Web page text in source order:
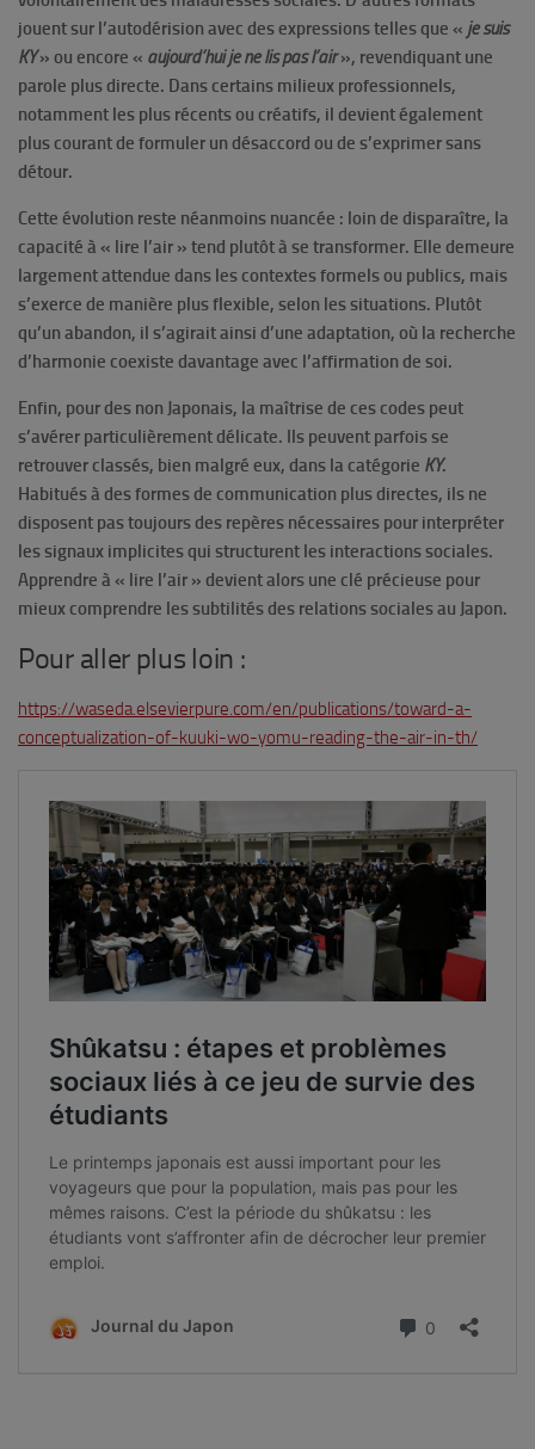
jouent sur l’autodérision avec des expressions telles que « je suis
KY» ou encore « aujourd’hui je ne lis pas l’air», revendiquant une
parole plus directe. Dans certains milieux professionnels,
notamment les plus récents ou créatifs, il devient également
plus courant de formuler un désaccord ou de s’exprimer sans
détour.
Cette évolution reste néanmoins nuancée : loin de disparaître, la
capacité à « lire l’air » tend plutôt à se transformer. Elle demeure
largement attendue dans les contextes formels ou publics, mais
s’exerce de manière plus flexible, selon les situations. Plutôt
qu’un abandon, il s’agirait ainsi d’une adaptation, où la recherche
d’harmonie coexiste davantage avec l’affirmation de soi.
Enfin, pour des non Japonais, la maîtrise de ces codes peut
s’avérer particulièrement délicate. Ils peuvent parfois se
retrouver classés, bien malgré eux, dans la catégorie KY.
Habitués à des formes de communication plus directes, ils ne
disposent pas toujours des repères nécessaires pour interpréter
les signaux implicites qui structurent les interactions sociales.
Apprendre à « lire l’air » devient alors une clé précieuse pour
mieux comprendre les subtilités des relations sociales au Japon.
Pour aller plus loin :
https://waseda.elsevierpure.com/en/publications/toward-a-
conceptualization-of-kuuki-wo-yomu-reading-the-air-in-th/